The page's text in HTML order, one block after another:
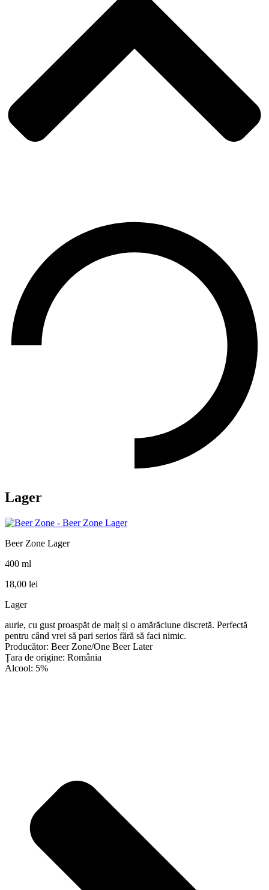
Lager
Beer Zone Lager
400 ml
18,00 lei
Lager
aurie, cu gust proaspăt de malț și o amărăciune discretă. Perfectă
pentru când vrei să pari serios fără să faci nimic.
Producător: Beer Zone/One Beer Later
Țara de origine: România
Alcool: 5%